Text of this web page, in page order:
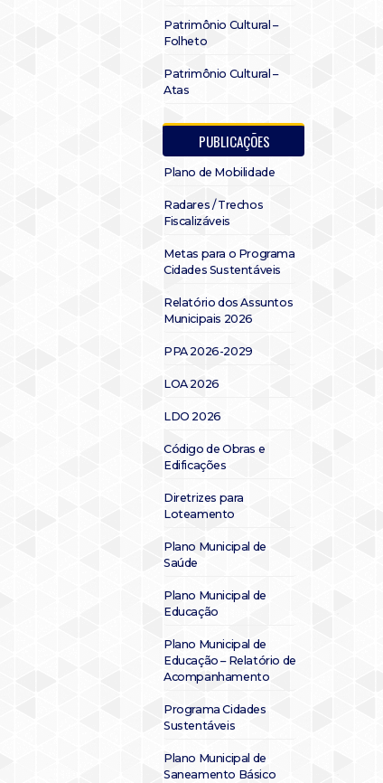
Patrimônio Cultural –
Folheto
Patrimônio Cultural –
Atas
PUBLICAÇÕES
Plano de Mobilidade
Radares / Trechos
Fiscalizáveis
Metas para o Programa
Cidades Sustentáveis
Relatório dos Assuntos
Municipais 2026
PPA 2026-2029
LOA 2026
LDO 2026
Código de Obras e
Edificações
Diretrizes para
Loteamento
Plano Municipal de
Saúde
Plano Municipal de
Educação
Plano Municipal de
Educação – Relatório de
Acompanhamento
Programa Cidades
Sustentáveis
Plano Municipal de
Saneamento Básico